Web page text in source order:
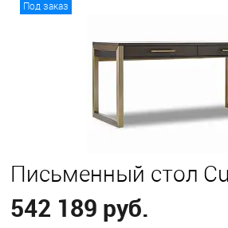
Под заказ
Письменный стол
542 189 руб.